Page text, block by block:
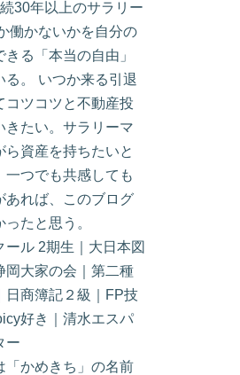
30年以上のサラリー
働かないかを自分の
る「本当の自由」
る。 いつか来る引退
コツコツと不動産投
きたい。サラリーマ
ら資産を持ちたいと
一つでも共感しても
あれば、このブログ
たと思う。
ール 2期生｜大日本図
岡大家の会｜第二種
日商簿記２級｜FP技
好き｜清水エスパ
ー
「かめきち」の名前